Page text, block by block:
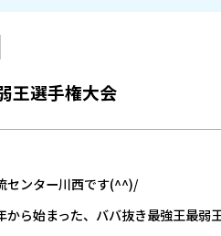
王選手権大会
センター川西です(^^)/
から始まった、ババ抜き最強王最弱